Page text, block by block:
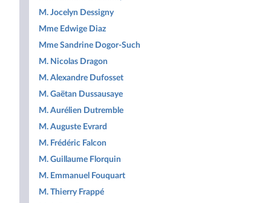
M. Jocelyn Dessigny
Mme Edwige Diaz
Mme Sandrine Dogor-Such
M. Nicolas Dragon
M. Alexandre Dufosset
M. Gaëtan Dussausaye
M. Aurélien Dutremble
M. Auguste Evrard
M. Frédéric Falcon
M. Guillaume Florquin
M. Emmanuel Fouquart
M. Thierry Frappé